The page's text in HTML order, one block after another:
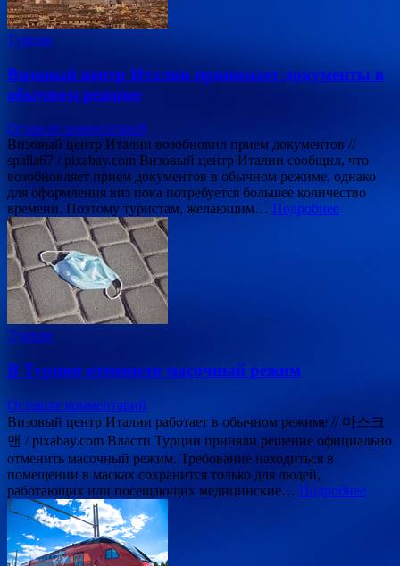
Туризм
Визовый центр Италии принимает документы в
обычном режиме
Оставьте комментарий
Визовый центр Италии возобновил прием документов //
spalla67 / pixabay.com Визовый центр Италии сообщил, что
возобновляет прием документов в обычном режиме, однако
для оформления виз пока потребуется большее количество
времени. Поэтому туристам, желающим… Подробнее
Туризм
В Турции отменили масочный режим
Оставьте комментарий
Визовый центр Италии работает в обычном режиме // 마스크
맨 / pixabay.com Власти Турции приняли решение официально
отменить масочный режим. Требование находиться в
помещении в масках сохранится только для людей,
работающих или посещающих медицинские… Подробнее